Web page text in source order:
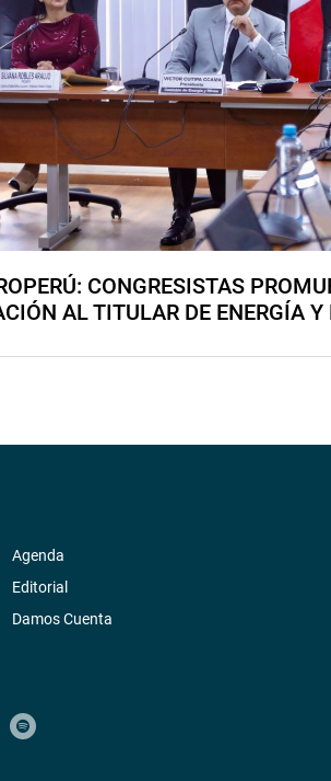
CONGRESISTAS
AL TITULAR DE ENERGÍA
Agenda
Editorial
Damos Cuenta